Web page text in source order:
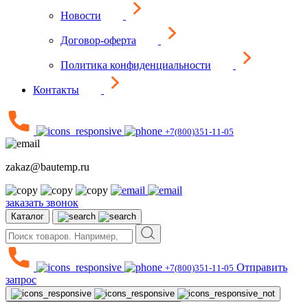
Новости
Договор-оферта
Политика конфиденциальности
Контакты
+7(800)351-11-05
zakaz@bautemp.ru
заказать звонок
Каталог
+7(800)351-11-05 Отправить
запрос